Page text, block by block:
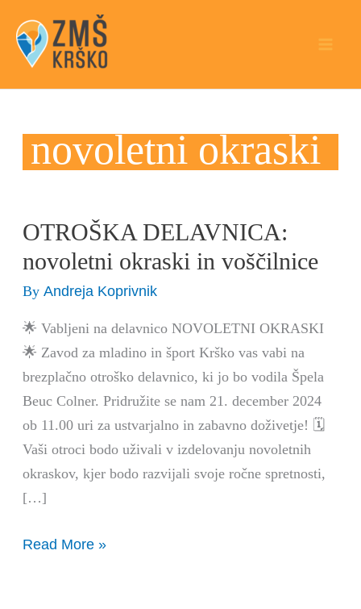
content
novoletni okraski
OTROŠKA DELAVNICA:
novoletni okraski in voščilnice
ByAndreja Koprivnik
🌟 Vabljeni na delavnico NOVOLETNI OKRASKI
🌟 Zavod za mladino in šport Krško vas vabi na
brezplačno otroško delavnico, ki jo bo vodila Špela
Beuc Colner. Pridružite se nam 21. december 2024
ob 11.00 uri za ustvarjalno in zabavno doživetje! 🗓️
Vaši otroci bodo uživali v izdelovanju novoletnih
okraskov, kjer bodo razvijali svoje ročne spretnosti,
[…]
OTROŠKA
DELAVNICA:
okraski
in
voščilnice
Read More »